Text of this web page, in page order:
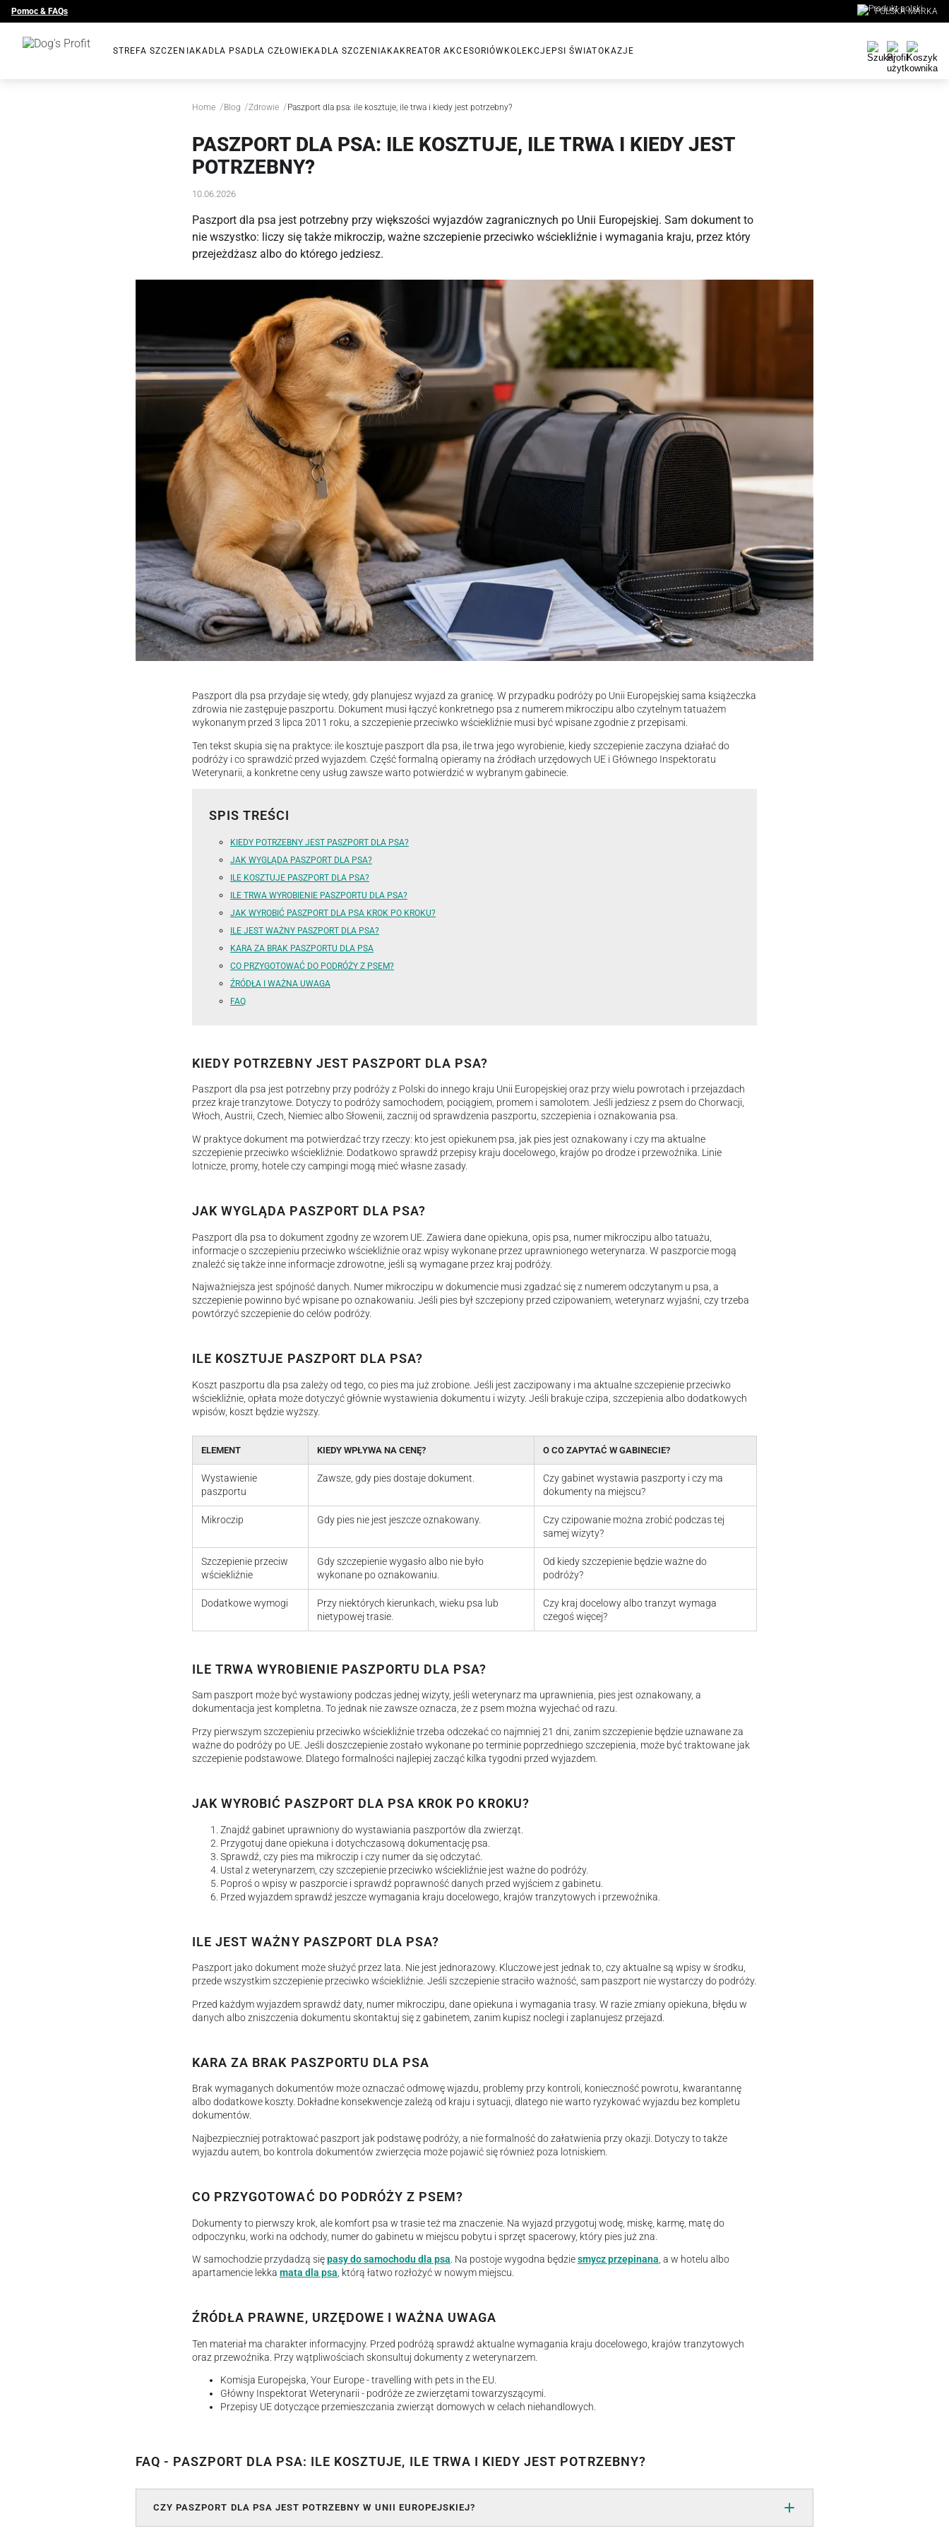
Pomoc & FAQs POLSKA MARKA
STREFA SZCZENIAKA DLA PSA DLA CZŁOWIEKA DLA SZCZENIAKA KREATOR AKCESORIÓW KOLEKCJE PSI ŚWIATOKAZJE
Home /Blog /Zdrowie /Paszport dla psa: ile kosztuje, ile trwa i kiedy jest potrzebny?
PASZPORT DLA PSA: ILE KOSZTUJE, ILE TRWA I KIEDY JEST
POTRZEBNY?
10.06.2026
Paszport dla psa jest potrzebny przy większości wyjazdów zagranicznych po Unii Europejskiej. Sam dokument to
nie wszystko: liczy się także mikroczip, ważne szczepienie przeciwko wściekliźnie i wymagania kraju, przez który
przejeżdżasz albo do którego jedziesz.
Paszport dla psa przydaje się wtedy, gdy planujesz wyjazd za granicę. W przypadku podróży po Unii Europejskiej sama książeczka
zdrowia nie zastępuje paszportu. Dokument musi łączyć konkretnego psa z numerem mikroczipu albo czytelnym tatuażem
wykonanym przed 3 lipca 2011 roku, a szczepienie przeciwko wściekliźnie musi być wpisane zgodnie z przepisami.
Ten tekst skupia się na praktyce: ile kosztuje paszport dla psa, ile trwa jego wyrobienie, kiedy szczepienie zaczyna działać do
podróży i co sprawdzić przed wyjazdem. Część formalną opieramy na źródłach urzędowych UE i Głównego Inspektoratu
Weterynarii, a konkretne ceny usług zawsze warto potwierdzić w wybranym gabinecie.
SPIS TREŚCI
KIEDY POTRZEBNY JEST PASZPORT DLA PSA?
JAK WYGLĄDA PASZPORT DLA PSA?
ILE KOSZTUJE PASZPORT DLA PSA?
ILE TRWA WYROBIENIE PASZPORTU DLA PSA?
JAK WYROBIĆ PASZPORT DLA PSA KROK PO KROKU?
ILE JEST WAŻNY PASZPORT DLA PSA?
KARA ZA BRAK PASZPORTU DLA PSA
CO PRZYGOTOWAĆ DO PODRÓŻY Z PSEM?
ŹRÓDŁA I WAŻNA UWAGA
FAQ
KIEDY POTRZEBNY JEST PASZPORT DLA PSA?
Paszport dla psa jest potrzebny przy podróży z Polski do innego kraju Unii Europejskiej oraz przy wielu powrotach i przejazdach
przez kraje tranzytowe. Dotyczy to podróży samochodem, pociągiem, promem i samolotem. Jeśli jedziesz z psem do Chorwacji,
Włoch, Austrii, Czech, Niemiec albo Słowenii, zacznij od sprawdzenia paszportu, szczepienia i oznakowania psa.
W praktyce dokument ma potwierdzać trzy rzeczy: kto jest opiekunem psa, jak pies jest oznakowany i czy ma aktualne
szczepienie przeciwko wściekliźnie. Dodatkowo sprawdź przepisy kraju docelowego, krajów po drodze i przewoźnika. Linie
lotnicze, promy, hotele czy campingi mogą mieć własne zasady.
JAK WYGLĄDA PASZPORT DLA PSA?
Paszport dla psa to dokument zgodny ze wzorem UE. Zawiera dane opiekuna, opis psa, numer mikroczipu albo tatuażu,
informacje o szczepieniu przeciwko wściekliźnie oraz wpisy wykonane przez uprawnionego weterynarza. W paszporcie mogą
znaleźć się także inne informacje zdrowotne, jeśli są wymagane przez kraj podróży.
Najważniejsza jest spójność danych. Numer mikroczipu w dokumencie musi zgadzać się z numerem odczytanym u psa, a
szczepienie powinno być wpisane po oznakowaniu. Jeśli pies był szczepiony przed czipowaniem, weterynarz wyjaśni, czy trzeba
powtórzyć szczepienie do celów podróży.
ILE KOSZTUJE PASZPORT DLA PSA?
Koszt paszportu dla psa zależy od tego, co pies ma już zrobione. Jeśli jest zaczipowany i ma aktualne szczepienie przeciwko
wściekliźnie, opłata może dotyczyć głównie wystawienia dokumentu i wizyty. Jeśli brakuje czipa, szczepienia albo dodatkowych
wpisów, koszt będzie wyższy.
ELEMENT KIEDY WPŁYWA NA CENĘ? O CO ZAPYTAĆ W GABINECIE?
Wystawienie
paszportu
Zawsze, gdy pies dostaje dokument.
Czy gabinet wystawia paszporty i czy ma
dokumenty na miejscu?
Mikroczip Gdy pies nie jest jeszcze oznakowany.
Czy czipowanie można zrobić podczas tej
samej wizyty?
Szczepienie przeciw
wściekliźnie
Gdy szczepienie wygasło albo nie było
wykonane po oznakowaniu.
Od kiedy szczepienie będzie ważne do
podróży?
Dodatkowe wymogi
Przy niektórych kierunkach, wieku psa lub
nietypowej trasie.
Czy kraj docelowy albo tranzyt wymaga
czegoś więcej?
ILE TRWA WYROBIENIE PASZPORTU DLA PSA?
Sam paszport może być wystawiony podczas jednej wizyty, jeśli weterynarz ma uprawnienia, pies jest oznakowany, a
dokumentacja jest kompletna. To jednak nie zawsze oznacza, że z psem można wyjechać od razu.
Przy pierwszym szczepieniu przeciwko wściekliźnie trzeba odczekać co najmniej 21 dni, zanim szczepienie będzie uznawane za
ważne do podróży po UE. Jeśli doszczepienie zostało wykonane po terminie poprzedniego szczepienia, może być traktowane jak
szczepienie podstawowe. Dlatego formalności najlepiej zacząć kilka tygodni przed wyjazdem.
JAK WYROBIĆ PASZPORT DLA PSA KROK PO KROKU?
Znajdź gabinet uprawniony do wystawiania paszportów dla zwierząt.
Przygotuj dane opiekuna i dotychczasową dokumentację psa.
Sprawdź, czy pies ma mikroczip i czy numer da się odczytać.
Ustal z weterynarzem, czy szczepienie przeciwko wściekliźnie jest ważne do podróży.
Poproś o wpisy w paszporcie i sprawdź poprawność danych przed wyjściem z gabinetu.
Przed wyjazdem sprawdź jeszcze wymagania kraju docelowego, krajów tranzytowych i przewoźnika.
ILE JEST WAŻNY PASZPORT DLA PSA?
Paszport jako dokument może służyć przez lata. Nie jest jednorazowy. Kluczowe jest jednak to, czy aktualne są wpisy w środku,
przede wszystkim szczepienie przeciwko wściekliźnie. Jeśli szczepienie straciło ważność, sam paszport nie wystarczy do podróży.
Przed każdym wyjazdem sprawdź daty, numer mikroczipu, dane opiekuna i wymagania trasy. W razie zmiany opiekuna, błędu w
danych albo zniszczenia dokumentu skontaktuj się z gabinetem, zanim kupisz noclegi i zaplanujesz przejazd.
KARA ZA BRAK PASZPORTU DLA PSA
Brak wymaganych dokumentów może oznaczać odmowę wjazdu, problemy przy kontroli, konieczność powrotu, kwarantannę
albo dodatkowe koszty. Dokładne konsekwencje zależą od kraju i sytuacji, dlatego nie warto ryzykować wyjazdu bez kompletu
dokumentów.
Najbezpieczniej potraktować paszport jak podstawę podróży, a nie formalność do załatwienia przy okazji. Dotyczy to także
wyjazdu autem, bo kontrola dokumentów zwierzęcia może pojawić się również poza lotniskiem.
CO PRZYGOTOWAĆ DO PODRÓŻY Z PSEM?
Dokumenty to pierwszy krok, ale komfort psa w trasie też ma znaczenie. Na wyjazd przygotuj wodę, miskę, karmę, matę do
odpoczynku, worki na odchody, numer do gabinetu w miejscu pobytu i sprzęt spacerowy, który pies już zna.
W samochodzie przydadzą siępasy do samochodu dla psa . Na postoje wygodna będziesmycz przepinana , a w hotelu albo
apartamencie lekka mata dla psa , którą łatwo rozłożyć w nowym miejscu.
ŹRÓDŁA PRAWNE, URZĘDOWE I WAŻNA UWAGA
Ten materiał ma charakter informacyjny. Przed podróżą sprawdź aktualne wymagania kraju docelowego, krajów tranzytowych
oraz przewoźnika. Przy wątpliwościach skonsultuj dokumenty z weterynarzem.
Komisja Europejska, Your Europe - travelling with pets in the EU.
Główny Inspektorat Weterynarii - podróże ze zwierzętami towarzyszącymi.
Przepisy UE dotyczące przemieszczania zwierząt domowych w celach niehandlowych.
FAQ - PASZPORT DLA PSA: ILE KOSZTUJE, ILE TRWA I KIEDY JEST POTRZEBNY?
CZY PASZPORT DLA PSA JEST POTRZEBNY W UNII EUROPEJSKIEJ?